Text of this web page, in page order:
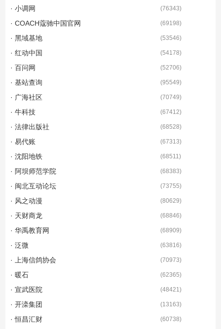
· 小调网 (76343)
· COACH蔻驰中国官网 (69198)
· 黑域基地 (53546)
· 红动中国 (54178)
· 百问网 (52706)
· 基站查询 (95549)
· 广海社区 (70749)
· 牛科技 (67412)
· 法律出版社 (68528)
· 易代账 (67313)
· 沈阳地铁 (68511)
· 阿坝师范学院 (68383)
· 闽北互动论坛 (73755)
· 风之动漫 (80629)
· 天财商龙 (68846)
· 华禹教育网 (68909)
· 泛微 (63816)
· 上海信鸽协会 (70973)
· 暖石 (62365)
· 宣武医院 (48421)
· 开滦集团 (13163)
· 恒昌汇财 (60738)